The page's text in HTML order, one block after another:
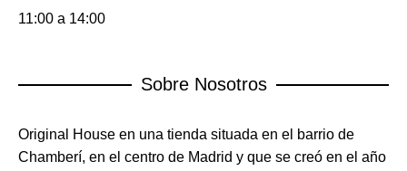
11:00 a 14:00
Sobre Nosotros
Original House en una tienda situada en el barrio de
Chamberí, en el centro de Madrid y que se creó en el año